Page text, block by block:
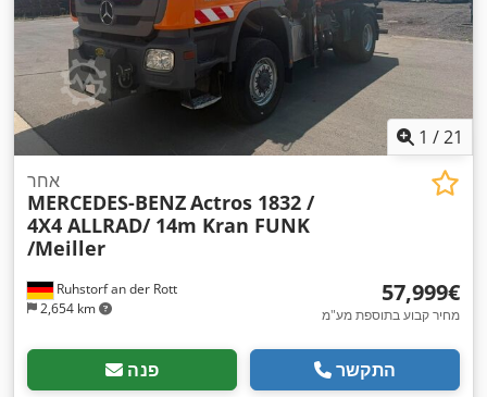
1 /21
Ruhstorf an der Rott
2,654 km
אחר
MERCEDES-BENZActros 1832 /
4X4 ALLRAD/ 14m Kran FUNK
/Meiller
‏57,999 ‏€
מחיר קבוע בתוספת מע"מ
פנה התקשר